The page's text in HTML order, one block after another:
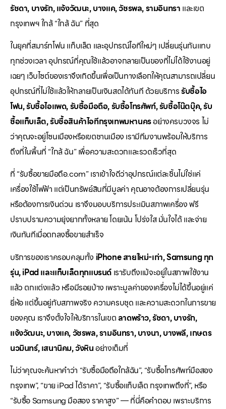
รัชดา, บางรัก, แจ้งวัฒนะ, บางแค, วัชรพล, รามอินทรา และเขต
กรุงเทพฯ ใกล้ “ใกล้ ฉัน” ที่สุด
ในยุคที่สมาร์ทโฟน แท็บเล็ต และอุปกรณ์ไอทีใหม่ๆ เปลี่ยนรุ่นกันแทบ
ทุกช่วงเวลา อุปกรณ์ที่คุณใช้แล้วอาจกลายเป็นของที่ไม่ได้ใช้งานอยู่
เฉยๆ เว็บไซต์ของเราจึงเกิดขึ้นเพื่อเป็นทางเลือกให้คุณสามารถเปลี่ยน
อุปกรณ์ที่ไม่ใช้แล้วให้กลายเป็นเงินสดได้ทันที ด้วยบริการรับซื้อไอ
โฟน, รับซื้อไอแพด, รับซื้อมือถือ, รับซื้อโทรศัพท์, รับซื้อโน๊ตบุ๊ค, รับ
ซื้อแท็บเล็ต, รับซื้อสินค้าไอทีกรุงเทพมหานครอย่างครบวงจร ไม่
ว่าคุณจะอยู่โซนเมืองหรือเขตชานเมือง เรามีทีมงานพร้อมให้บริการ
ถึงที่ในพื้นที่ “ใกล้ ฉัน” เพื่อความสะดวกและรวดเร็วที่สุด
ที่ “รับซื้อขายมือถือ.com” เราเข้าใจดีว่าอุปกรณ์แต่ละชิ้นไม่ใช่แค่
เครื่องใช้ไฟฟ้า แต่เป็นทรัพย์สินที่มีมูลค่า คุณอาจต้องการเปลี่ยนรุ่น
หรือต้องการเงินด่วน เราจึงมอบบริการประเมินสภาพเครื่อง ฟรี
ปราบปรามความยุ่งยากทั้งหลาย โดยเน้น โปร่งใส มั่นใจได้ และจ่าย
เงินทันทีเมื่อตกลงซื้อขายสำเร็จ
บริการของเราครอบคลุมทั้ง iPhone สายใหม่-เก่า, Samsung ทุก
รุ่น, iPad และแท็บเล็ตทุกแบรนด์ เรารับถึงแม้จะอยู่ในสภาพใช้งาน
แล้ว ตกแต่งแล้ว หรือมีรอยบ้าง เพราะมูลค่าของเครื่องไม่ได้ขึ้นอยู่แค่
ยี่ห้อ แต่ขึ้นอยู่กับสภาพจริง ความครบชุด และความสะดวกในการขาย
ของคุณ เราจึงตั้งใจให้บริการในเขตลาดพร้าว, รัชดา, บางรัก,
แจ้งวัฒนะ, บางแค, วัชรพล, รามอินทรา, บางนา, บางพลี, เกษตร
นวมินทร์, เสนานิคม, วังหินอย่างเต็มที่
ไม่ว่าคุณจะค้นหาคำว่า “รับซื้อมือถือใกล้ฉัน”, “รับซื้อโทรศัพท์มือสอง
กรุงเทพ”, “ขาย iPad ได้ราคา”, “รับซื้อแท็บเล็ต กรุงเทพถึงที่”, หรือ
“รับซื้อ Samsung มือสอง ราคาสูง” — ที่นี่คือคำตอบ เพราะบริการ